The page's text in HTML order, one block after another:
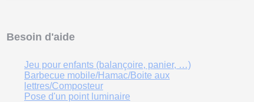
Besoin d'aide
Jeu pour enfants (balançoire, panier, …)
Barbecue mobile/Hamac/Boite aux
lettres/Composteur
Pose d'un point luminaire